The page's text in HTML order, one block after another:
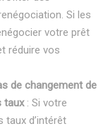
Si les
votre prêt
réduire vos
de changement de
taux : Si votre
taux d’intérêt